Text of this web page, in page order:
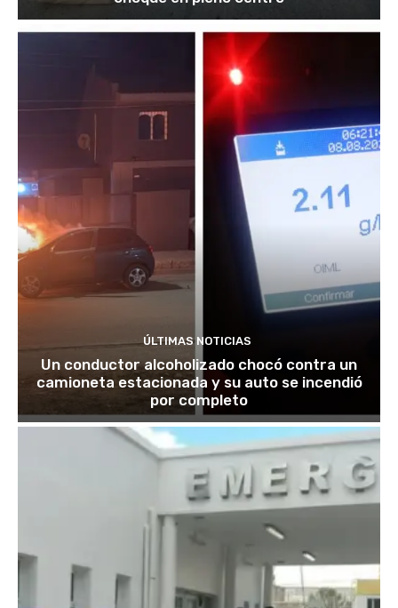
ÚLTIMAS NOTICIAS
Un conductor alcoholizado chocó contra un
camioneta estacionada y su auto se incendió
por completo